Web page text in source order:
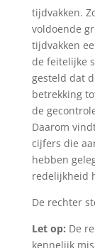
tijdvakken.
voldoende
tijdvakken
de feitelijke
gesteld dat
betrekking
de
Daarom
cijfers die
hebben
redelijkheid
De rechter
Let op: De
kennelijk